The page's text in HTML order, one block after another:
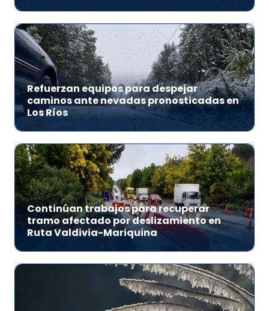
Refuerzan equipos para despejar
caminos ante nevadas pronosticadas en
Los Ríos
Continúan trabajos para recuperar
tramo afectado por deslizamiento en
Ruta Valdivia-Mariquina